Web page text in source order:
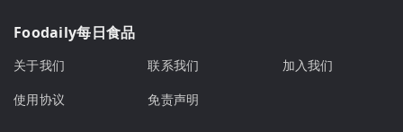
Foodaily每日食品
关于我们 联系我们
加入我们
使用协议
免责声明